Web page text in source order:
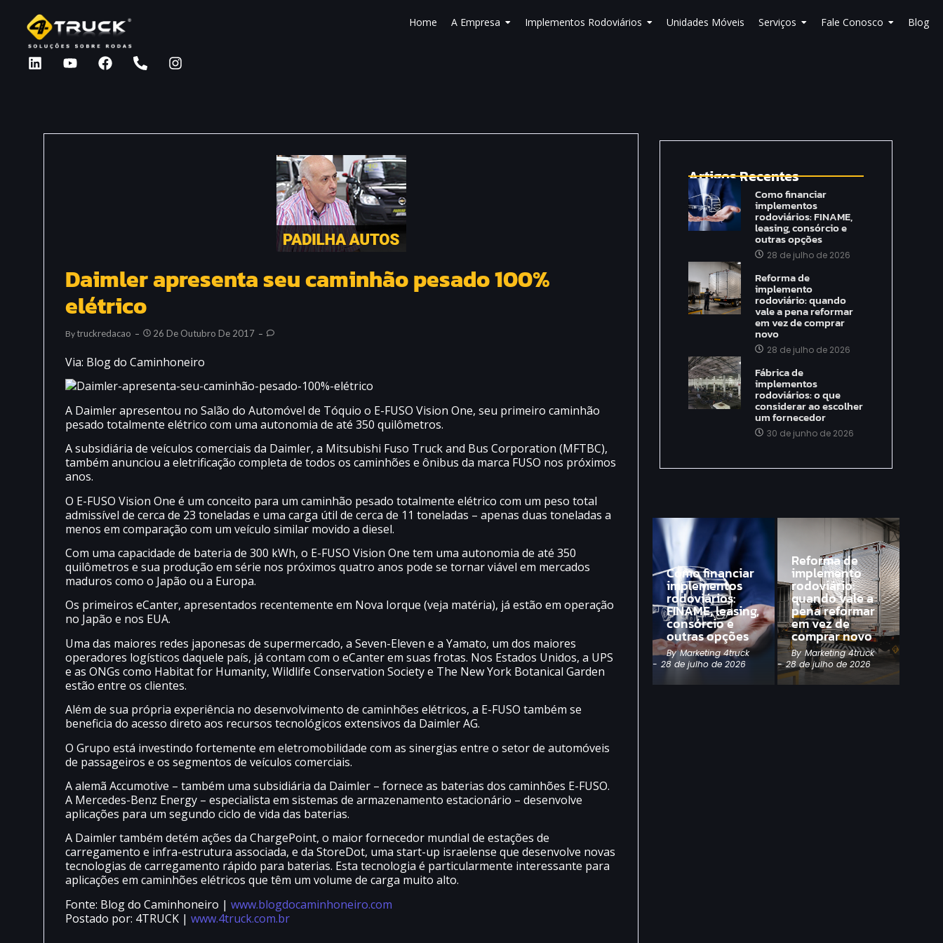
Home A Empresa Implementos Rodoviários Unidades Móveis Serviços Fale Conosco Blog
Daimler apresenta seu caminhão pesado 100%
elétrico
ByTruckredacao 26 De Outubro De 2017
Via: Blog do Caminhoneiro
A Daimler apresentou no Salão do Automóvel de Tóquio o E-FUSO Vision One, seu primeiro caminhão
pesado totalmente elétrico com uma autonomia de até 350 quilômetros.
A subsidiária de veículos comerciais da Daimler, a Mitsubishi Fuso Truck and Bus Corporation (MFTBC),
também anunciou a eletrificação completa de todos os caminhões e ônibus da marca FUSO nos próximos
anos.
O E-FUSO Vision One é um conceito para um caminhão pesado totalmente elétrico com um peso total
admissível de cerca de 23 toneladas e uma carga útil de cerca de 11 toneladas – apenas duas toneladas a
menos em comparação com um veículo similar movido a diesel.
Com uma capacidade de bateria de 300 kWh, o E-FUSO Vision One tem uma autonomia de até 350
quilômetros e sua produção em série nos próximos quatro anos pode se tornar viável em mercados
maduros como o Japão ou a Europa.
Os primeiros eCanter, apresentados recentemente em Nova Iorque (veja matéria), já estão em operação
no Japão e nos EUA.
Uma das maiores redes japonesas de supermercado, a Seven-Eleven e a Yamato, um dos maiores
operadores logísticos daquele país, já contam com o eCanter em suas frotas. Nos Estados Unidos, a UPS
e as ONGs como Habitat for Humanity, Wildlife Conservation Society e The New York Botanical Garden
estão entre os clientes.
Além de sua própria experiência no desenvolvimento de caminhões elétricos, a E-FUSO também se
beneficia do acesso direto aos recursos tecnológicos extensivos da Daimler AG.
O Grupo está investindo fortemente em eletromobilidade com as sinergias entre o setor de automóveis
de passageiros e os segmentos de veículos comerciais.
A alemã Accumotive – também uma subsidiária da Daimler – fornece as baterias dos caminhões E-FUSO.
A Mercedes-Benz Energy – especialista em sistemas de armazenamento estacionário – desenvolve
aplicações para um segundo ciclo de vida das baterias.
A Daimler também detém ações da ChargePoint, o maior fornecedor mundial de estações de
carregamento e infra-estrutura associada, e da StoreDot, uma start-up israelense que desenvolve novas
tecnologias de carregamento rápido para baterias. Esta tecnologia é particularmente interessante para
aplicações em caminhões elétricos que têm um volume de carga muito alto.
Fonte: Blog do Caminhoneiro | www.blogdocaminhoneiro.com
Postado por: 4TRUCK | www.4truck.com.br
Artigos Recentes
Como financiar
implementos
rodoviários: FINAME,
leasing, consórcio e
outras opções
28 de julho de 2026
Reforma de
implemento
rodoviário: quando
vale a pena reformar
em vez de comprar
novo
28 de julho de 2026
Fábrica de
implementos
rodoviários: o que
considerar ao escolher
um fornecedor
30 de junho de 2026
Como financiar
implementos
rodoviários:
FINAME, leasing,
consórcio e
outras opções
By Marketing 4truck
- 28 de julho de 2026
Reforma de
implemento
rodoviário:
quando vale a
pena reformar
em vez de
comprar novo
By Marketing 4truck
- 28 de julho de 2026